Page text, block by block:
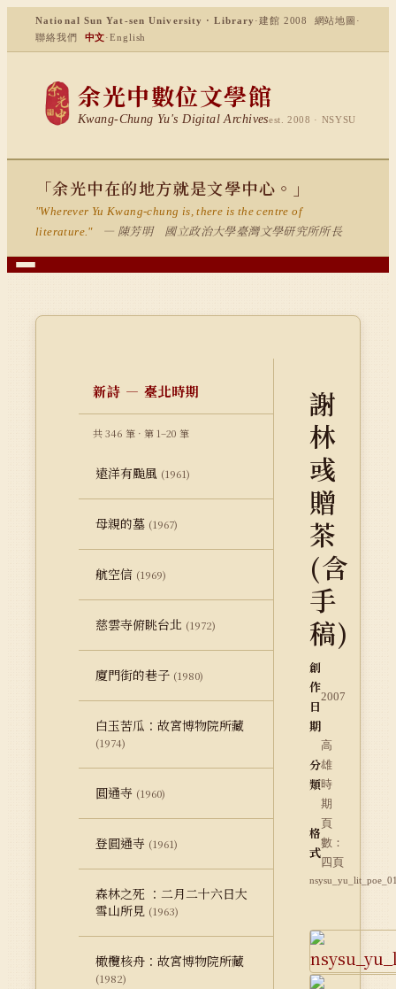
National Sun Yat-sen University · Library ·建館 2008 網站地圖 ·
聯絡我們
中文·English
余光中數位文學館
Kwang-Chung Yu's Digital Archivesest. 2008 · NSYSU
「余光中在的地方就是文學中心。」
"Wherever Yu Kwang-chung is, there is the centre of
literature."
— 陳芳明 國立政治大學臺灣文學研究所所長
新詩 — 臺北時期
共 346 筆 · 第 1–20 筆
遠洋有颱風 (1961)
母親的墓 (1967)
航空信 (1969)
慈雲寺俯眺台北 (1972)
廈門街的巷子 (1980)
白玉苦瓜：故宮博物院所藏
(1974)
圓通寺 (1960)
登圓通寺 (1961)
森林之死 ：二月二十六日大
雪山所見 (1963)
橄欖核舟：故宮博物院所藏
(1982)
謝
林
彧
贈
茶
(含
手
稿)
創
作
日
期
2007
分
類
高
雄
時
期
格
式
頁
數：
四頁